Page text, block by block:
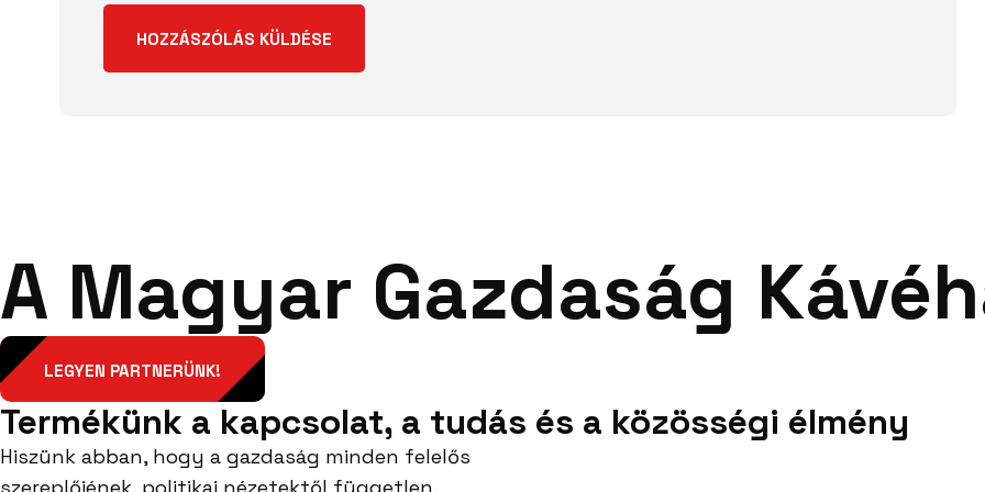
A Magyar Gazdaság
LEGYEN PARTNERÜNK!
Termékünk a kapcsolat, a tudás és a közösségi élmény
Hiszünk abban, hogy a gazdaság minden felelős